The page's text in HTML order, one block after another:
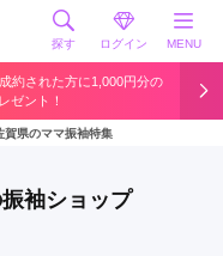
探す ログイン MENU
約された方に1,000円分の
ゼント！
賀県のママ振袖特集
袖ショップ